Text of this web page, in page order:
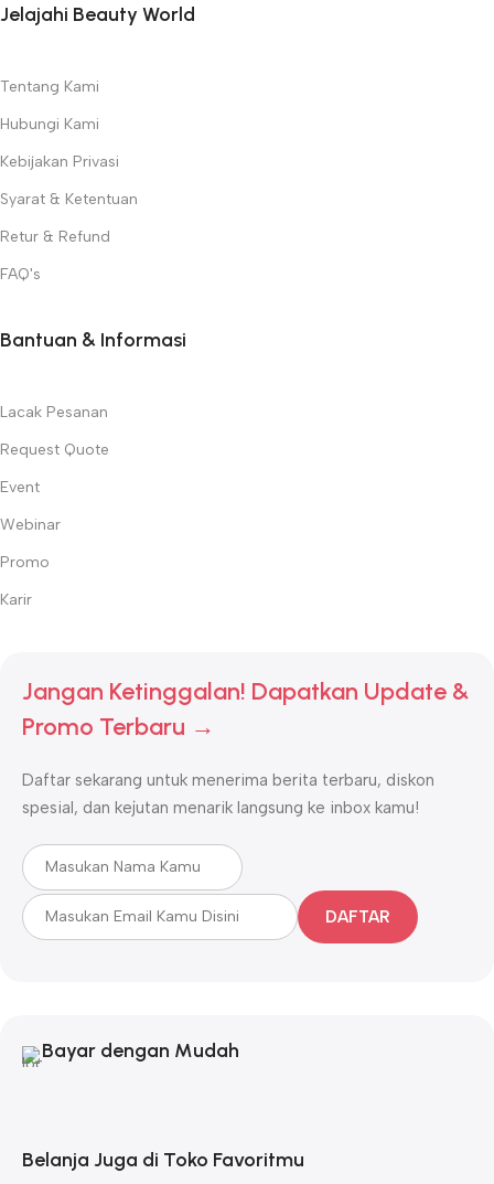
Jelajahi Beauty World
Tentang Kami
Hubungi Kami
Kebijakan Privasi
Syarat & Ketentuan
Retur & Refund
FAQ's
Bantuan & Informasi
Lacak Pesanan
Request Quote
Event
Webinar
Promo
Karir
Jangan Ketinggalan! Dapatkan Update &
Promo Terbaru →
Daftar sekarang untuk menerima berita terbaru, diskon
spesial, dan kejutan menarik langsung ke inbox kamu!
DAFTAR
Bayar dengan Mudah
Belanja Juga di Toko Favoritmu